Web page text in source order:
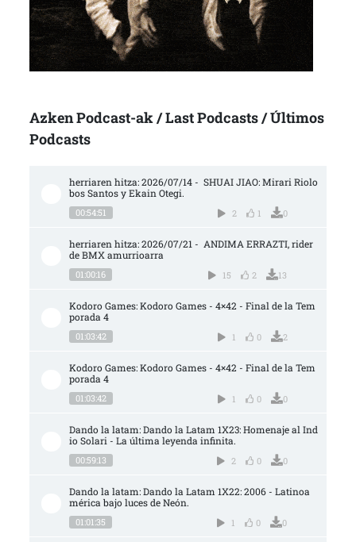
Azken Podcast-ak / Last Podcasts / Últimos
Podcasts
herriaren hitza: 2026/07/14 -  SHUAI JIAO: Mirari Riolo
bos Santos y Ekain Otegi.
00:54:51 2 1 0
herriaren hitza: 2026/07/21 -  ANDIMA ERRAZTI, rider
de BMX amurrioarra
01:00:16 15 2 13
Kodoro Games: Kodoro Games - 4×42 - Final de la Tem
porada 4
01:03:42 1 0 2
Kodoro Games: Kodoro Games - 4×42 - Final de la Tem
porada 4
01:03:42 1 0 0
Dando la latam: Dando la Latam 1X23: Homenaje al Ind
io Solari - La última leyenda infinita.
00:59:13 2 0 0
Dando la latam: Dando la Latam 1X22: 2006 - Latinoa
mérica bajo luces de Neón.
01:01:35 1 0 0